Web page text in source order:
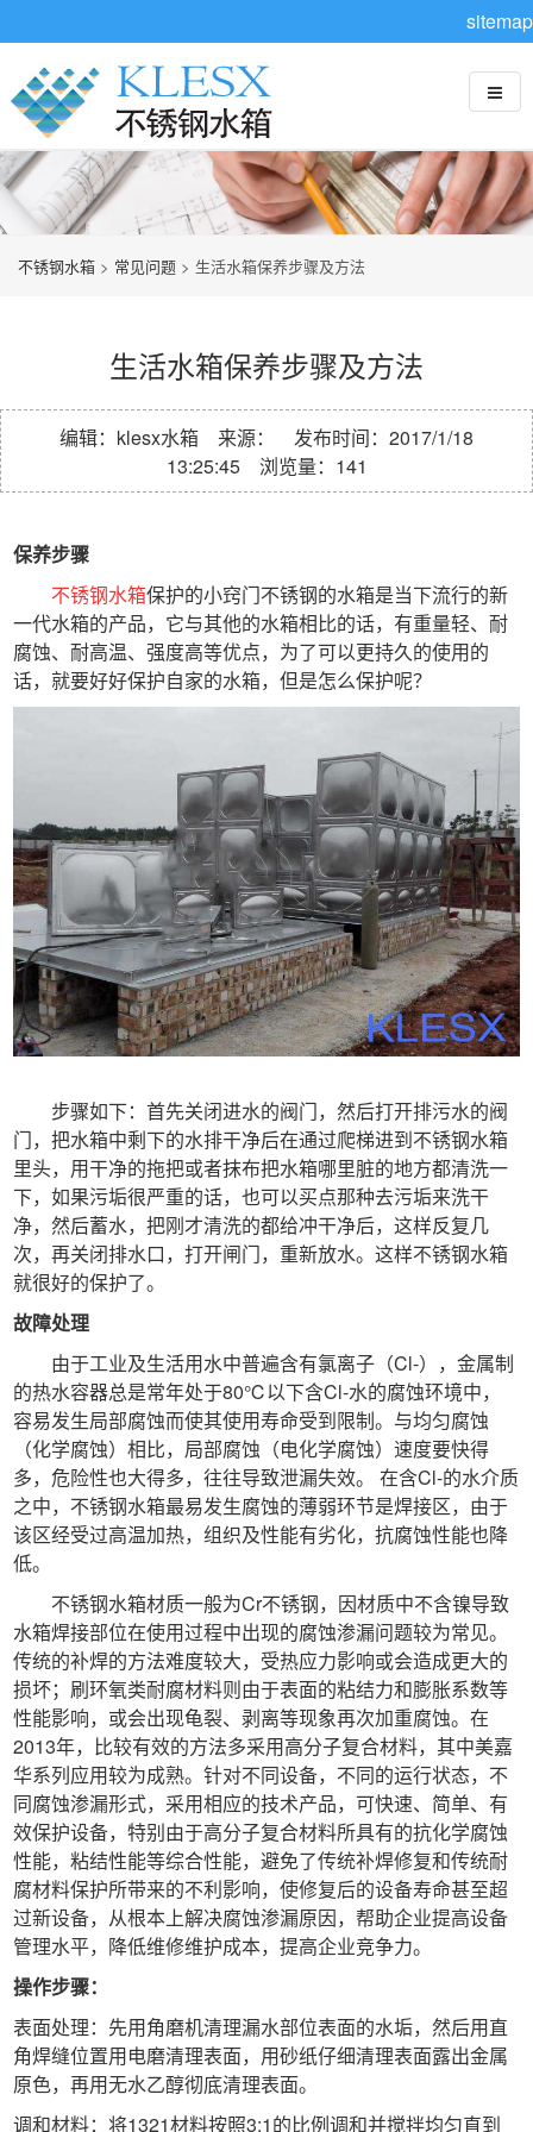
sitemap
不锈钢水箱 > 常见问题 > 生活水箱保养步骤及方法
生活水箱保养步骤及方法
编辑：klesx水箱 来源： 发布时间：2017/1/18
13:25:45 浏览量： 141
保养步骤
不锈钢水箱保护的小窍门不锈钢的水箱是当下流行的新
一代水箱的产品，它与其他的水箱相比的话，有重量轻、耐
腐蚀、耐高温、强度高等优点，为了可以更持久的使用的
话，就要好好保护自家的水箱，但是怎么保护呢？
步骤如下：首先关闭进水的阀门，然后打开排污水的阀
门，把水箱中剩下的水排干净后在通过爬梯进到不锈钢水箱
里头，用干净的拖把或者抹布把水箱哪里脏的地方都清洗一
下，如果污垢很严重的话，也可以买点那种去污垢来洗干
净，然后蓄水，把刚才清洗的都给冲干净后，这样反复几
次，再关闭排水口，打开闸门，重新放水。这样不锈钢水箱
就很好的保护了。
故障处理
由于工业及生活用水中普遍含有氯离子（Cl-），金属制
的热水容器总是常年处于80℃以下含Cl-水的腐蚀环境中，
容易发生局部腐蚀而使其使用寿命受到限制。与均匀腐蚀
（化学腐蚀）相比，局部腐蚀（电化学腐蚀）速度要快得
多，危险性也大得多，往往导致泄漏失效。 在含Cl-的水介质
之中，不锈钢水箱最易发生腐蚀的薄弱环节是焊接区，由于
该区经受过高温加热，组织及性能有劣化，抗腐蚀性能也降
低。
不锈钢水箱材质一般为Cr不锈钢，因材质中不含镍导致
水箱焊接部位在使用过程中出现的腐蚀渗漏问题较为常见。
传统的补焊的方法难度较大，受热应力影响或会造成更大的
损坏；刷环氧类耐腐材料则由于表面的粘结力和膨胀系数等
性能影响，或会出现龟裂、剥离等现象再次加重腐蚀。在
2013年，比较有效的方法多采用高分子复合材料，其中美嘉
华系列应用较为成熟。针对不同设备，不同的运行状态，不
同腐蚀渗漏形式，采用相应的技术产品，可快速、简单、有
效保护设备，特别由于高分子复合材料所具有的抗化学腐蚀
性能，粘结性能等综合性能，避免了传统补焊修复和传统耐
腐材料保护所带来的不利影响，使修复后的设备寿命甚至超
过新设备，从根本上解决腐蚀渗漏原因，帮助企业提高设备
管理水平，降低维修维护成本，提高企业竞争力。
操作步骤：
表面处理：先用角磨机清理漏水部位表面的水垢，然后用直
角焊缝位置用电磨清理表面，用砂纸仔细清理表面露出金属
原色，再用无水乙醇彻底清理表面。
调和材料：将1321材料按照3:1的比例调和并搅拌均匀直到